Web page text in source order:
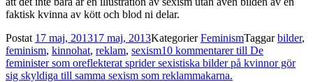
faktisk kvinna av kött och blod ni delar.
Postat 17 maj, 201317 maj, 2013KategorierFeminismTaggarbilder,
feminism, kinnohat, reklam, sexism10 kommentarertill De
feminister som oreflekterat sprider sexistiska bilder på kvinnor gör
sig skyldiga till samma sexism som reklammakarna.